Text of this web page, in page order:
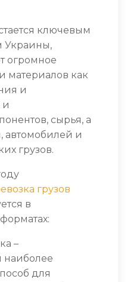
ключевым
Украины,
огромное
материалов как
и
и
сырья, а
автомобилей и
грузов.
грузов
в
–
наиболее
для